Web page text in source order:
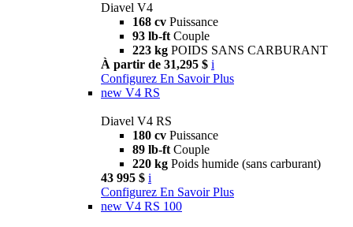
Diavel V4
168 cv Puissance
93 lb-ft Couple
223 kg POIDS SANS CARBURANT
À partir de 31,295 $ i
Configurez En Savoir Plus
new V4 RS
Diavel V4 RS
180 cv Puissance
89 lb-ft Couple
220 kg Poids humide (sans carburant)
43 995 $ i
Configurez En Savoir Plus
new V4 RS 100